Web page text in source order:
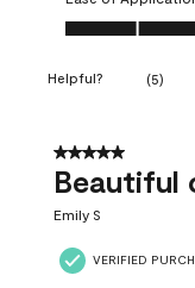
Ease of
Helpful? (5)
5 out of 5 stars.
Beautiful
Emily S
VERIFIED